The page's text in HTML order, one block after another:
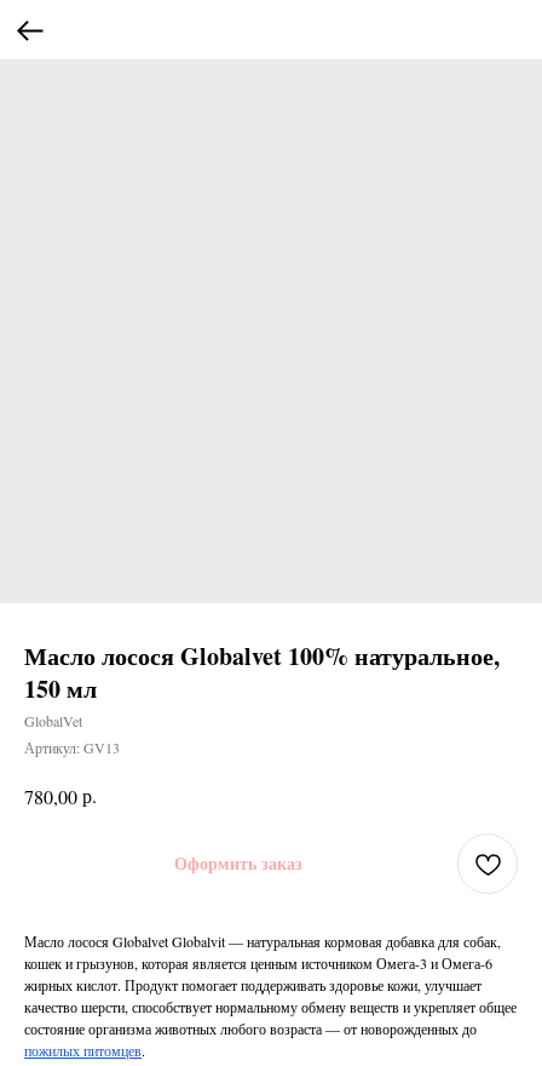
Масло лосося Globalvet 100% натуральное,
150 мл
GlobalVet
Артикул: GV13
780,00р.
Оформить заказ
Масло лосося Globalvet Globalvit — натуральная кормовая добавка для собак,
кошек и грызунов, которая является ценным источником Омега-3 и Омега-6
жирных кислот. Продукт помогает поддерживать здоровье кожи, улучшает
качество шерсти, способствует нормальному обмену веществ и укрепляет общее
состояние организма животных любого возраста — от новорожденных до
пожилых питомцев.